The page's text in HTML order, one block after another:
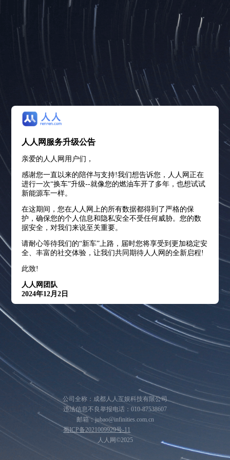
人人网服务升级公告
亲爱的人人网用户们，
感谢您一直以来的陪伴与支持!我们想告诉您，人人网正在
进行一次“换车”升级--就像您的燃油车开了多年，也想试试
新能源车一样。
在这期间，您在人人网上的所有数据都得到了严格的保
护，确保您的个人信息和隐私安全不受任何威胁。您的数
据安全，对我们来说至关重要。
请耐心等待我们的“新车”上路，届时您将享受到更加稳定安
全、丰富的社交体验，让我们共同期待人人网的全新启程!
此致!
人人网团队
2024年12月2日
公司全称：成都人人互娱科技有限公司
违法信息不良举报电话：010-87538607
邮箱：jubao@infinities.com.cn
蜀ICP备2021009929号-11
人人网©2025